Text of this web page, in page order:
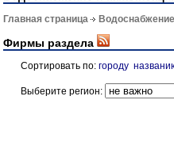
Главная страница
Фирмы раздела
Сортировать по: городу
Выберите регион: